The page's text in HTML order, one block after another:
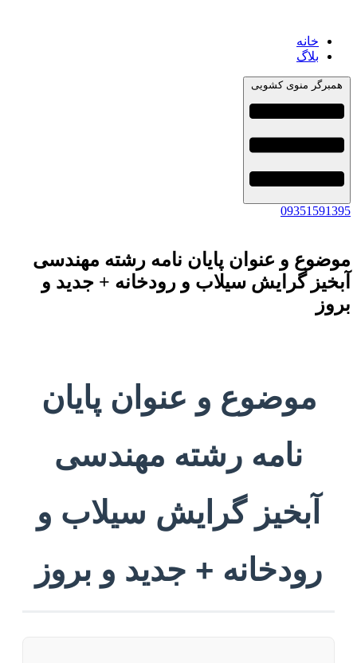
خانه
بلاگ
همبرگر منوی کشویی
09351591395
موضوع و عنوان پایان نامه رشته مهندسی
آبخیز گرایش سیلاب و رودخانه + جدید و
بروز
موضوع و عنوان پایان
نامه رشته مهندسی
آبخیز گرایش سیلاب و
رودخانه + جدید و بروز